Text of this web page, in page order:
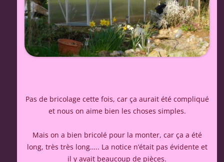
Pas de bricolage cette fois, car ça aurait été compliqué
et nous on aime bien les choses simples.
Mais on a bien bricolé pour la monter, car ça a été
long, très très long….. La notice n’était pas évidente et
il y avait beaucoup de pièces.